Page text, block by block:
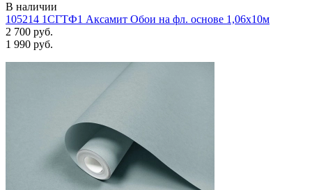
В наличии
105214 1СГТФ1 Аксамит Обои на фл. основе 1,06х10м
2 700 руб.
1 990 руб.